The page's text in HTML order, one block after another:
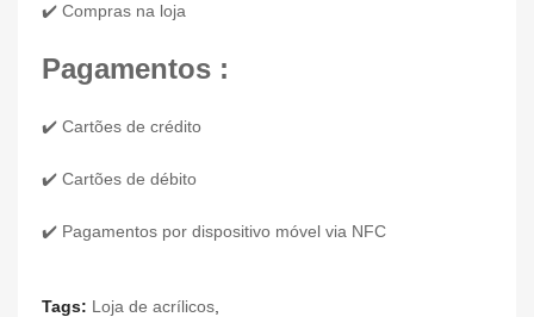
✔️ Compras na loja
Pagamentos :
✔️ Cartões de crédito
✔️ Cartões de débito
✔️ Pagamentos por dispositivo móvel via NFC
Tags: Loja de acrílicos